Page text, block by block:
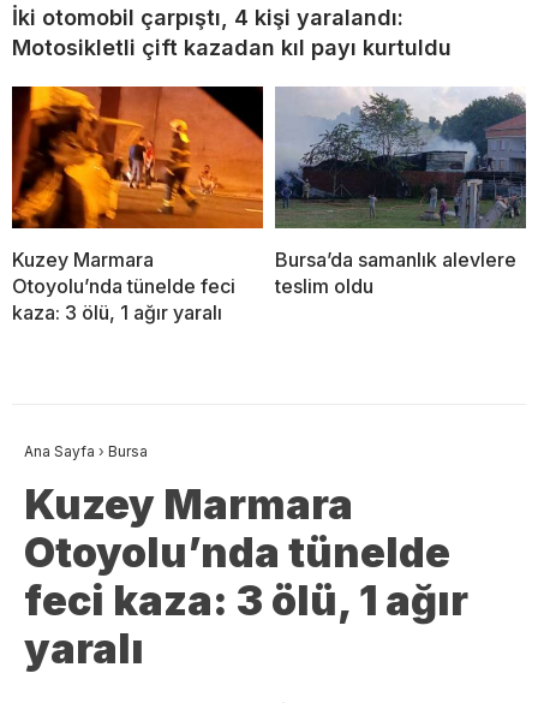
İki otomobil çarpıştı, 4 kişi yaralandı:
Motosikletli çift kazadan kıl payı kurtuldu
Kuzey Marmara
Otoyolu’nda tünelde feci
kaza: 3 ölü, 1 ağır yaralı
Bursa’da samanlık alevlere
teslim oldu
Ana Sayfa › Bursa
Kuzey Marmara
Otoyolu’nda tünelde
feci kaza: 3 ölü, 1 ağır
yaralı